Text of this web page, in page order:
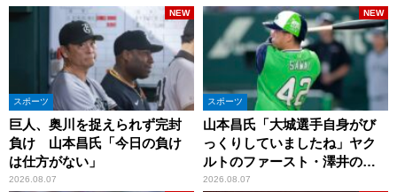
スポーツ
巨人、奥川を捉えられず完封
負け 山本昌氏「今日の負け
は仕方がない」
2026.08.07
NEW
スポーツ
山本昌氏「大城選手自身がび
っくりしていましたね」ヤク
ルトのファースト・澤井の判
断を評価
2026.08.07
NEW